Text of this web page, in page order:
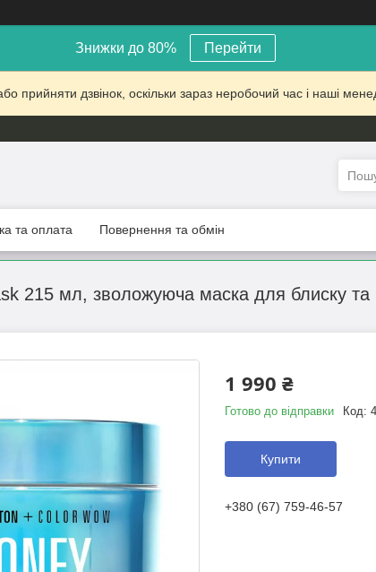
Знижки до 80% Перейти
дзвінок, оскільки зараз неробочий час і наші
та оплата Повернення та обмін
215 мл, зволожуюча маска для блиску та
1 990 ₴
Готово до відправки Код:
Купити
+380 (67) 759-46-57